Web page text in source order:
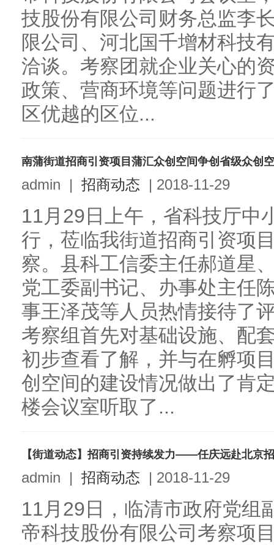
技股份有限公司财务总监李
限公司、河北国千增材科技
洽谈。考察团就企业关心的
政策、营商环境等问题进行
区优越的区位...
南蒲街道招商引资项目蒲汇众创空间争创省级众创
admin | 招商动态 | 2018-11-29
11月29日上午，省科技厅中
行，莅临我街道招商引资项
察。县科工信委主任郝道星
党工委副书记、办事处主任
事王泽茂等人员热情接待了
考察组首先对基础设施、配
初步查看了解，并与在孵项
创空间的建设情况做出了肯
楼会议室听取了...
【街道动态】招商引资持续发力——任庆远赴北京
admin | 招商动态 | 2018-11-29
11月29日，临清市政府党组
帝科技股份有限公司考察项